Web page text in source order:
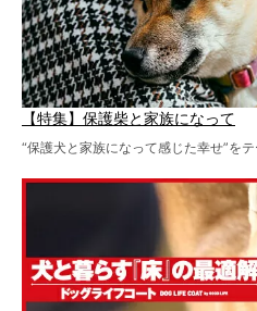
【特集】保護柴と家族になって
“保護犬と家族になって感じた幸せ”をテ